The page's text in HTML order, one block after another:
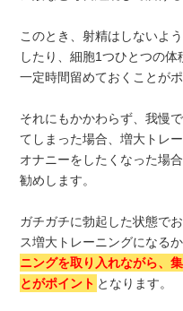
このとき、射精はしないよ
したり、細胞1つひとつの
一定時間留めておくことが
それにもかかわらず、我慢
てしまった場合、増大トレ
オナニーをしたくなった場
勧めします。
ガチガチに勃起した状態で
ス増大トレーニングになる
ニングを取り入れながら、
とがポイント となります。